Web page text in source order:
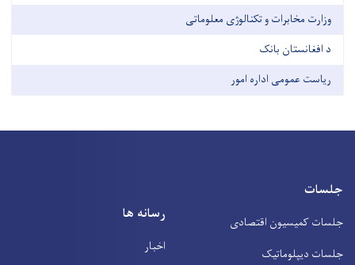
وزارت مخابرات و تکنالوژی معلوماتی
د افغانستان بانک
ریاست عمومی اداره امور
جلسات
جلسات کمیسیون اقتصادی
جلسات دیپلوماتیک
رسانه ها
اخبار